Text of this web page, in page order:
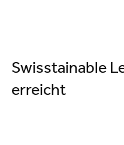
Swisstainable
erreicht